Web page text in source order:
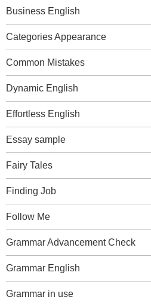
Business English
Categories Appearance
Common Mistakes
Dynamic English
Effortless English
Essay sample
Fairy Tales
Finding Job
Follow Me
Grammar Advancement Check
Grammar English
Grammar in use